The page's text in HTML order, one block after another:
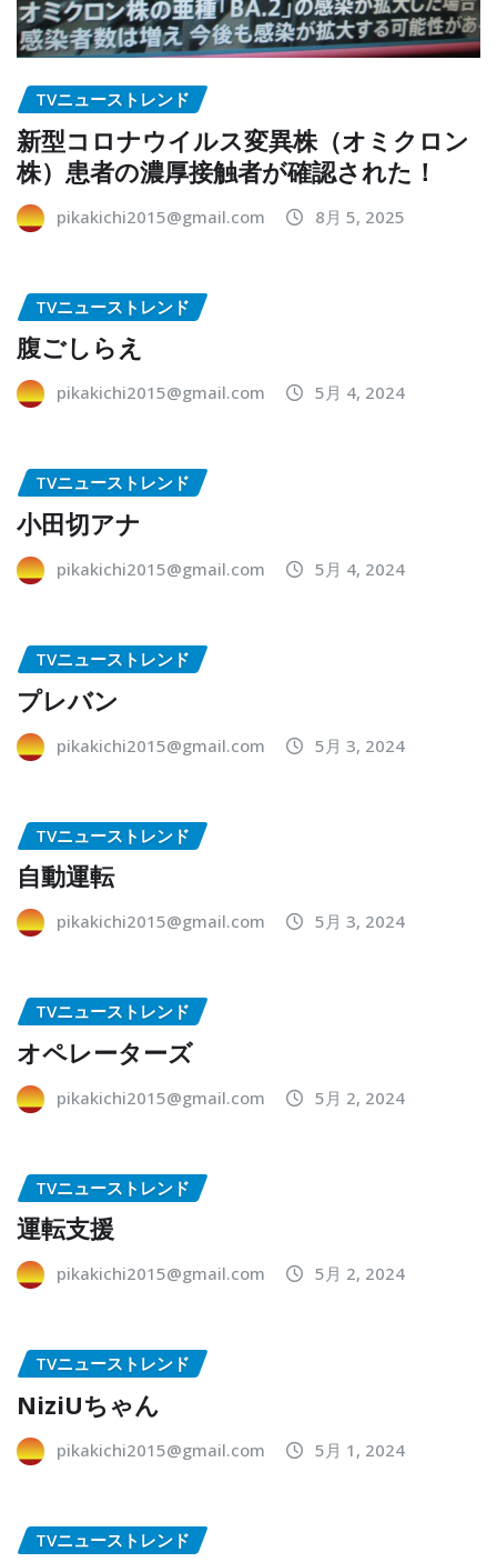
TVニューストレンド
新型コロナウイルス変異株（オミクロン
株）患者の濃厚接触者が確認された！
pikakichi2015@gmail.com 8月 5, 2025
TVニューストレンド
腹ごしらえ
pikakichi2015@gmail.com 5月 4, 2024
TVニューストレンド
小田切アナ
pikakichi2015@gmail.com 5月 4, 2024
TVニューストレンド
プレバン
pikakichi2015@gmail.com 5月 3, 2024
TVニューストレンド
自動運転
pikakichi2015@gmail.com 5月 3, 2024
TVニューストレンド
オペレーターズ
pikakichi2015@gmail.com 5月 2, 2024
TVニューストレンド
運転支援
pikakichi2015@gmail.com 5月 2, 2024
TVニューストレンド
NiziUちゃん
pikakichi2015@gmail.com 5月 1, 2024
TVニューストレンド